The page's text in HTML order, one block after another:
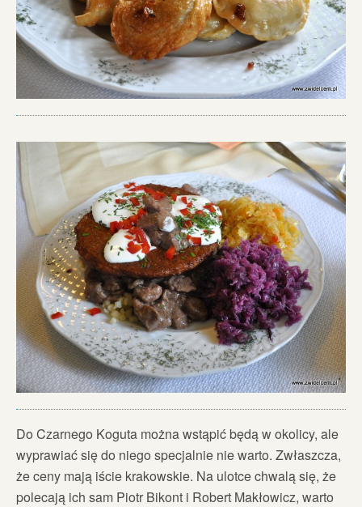
Do Czarnego Koguta można wstąpić będą w okolicy, ale
wyprawiać się do niego specjalnie nie warto. Zwłaszcza,
że ceny mają iście krakowskie. Na ulotce chwalą się, że
polecają ich sam Piotr Bikont i Robert Makłowicz, warto